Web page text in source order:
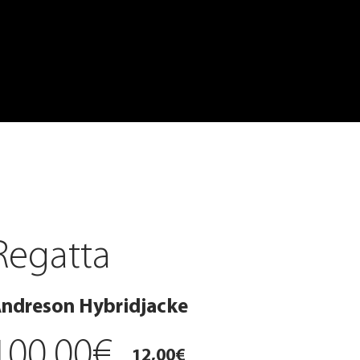
Hybridjacke